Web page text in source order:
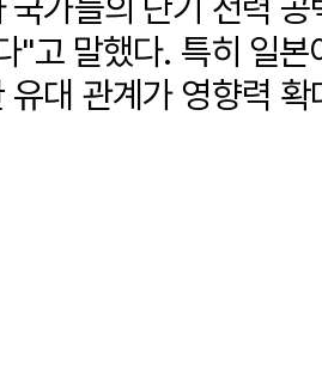
"고 말했다. 특히 일
유대 관계가 영향력